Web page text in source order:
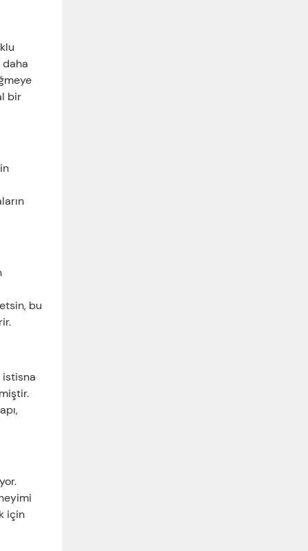
daha
bir
bu
istisna
için